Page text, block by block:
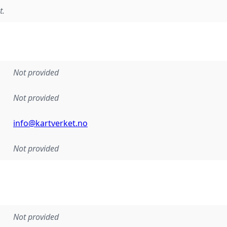
Not provided
Not provided
info@kartverket.no
Not provided
Not provided